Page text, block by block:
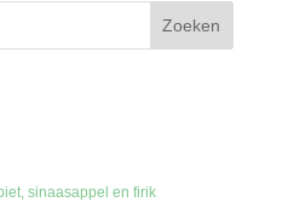
sinaasappel en firik